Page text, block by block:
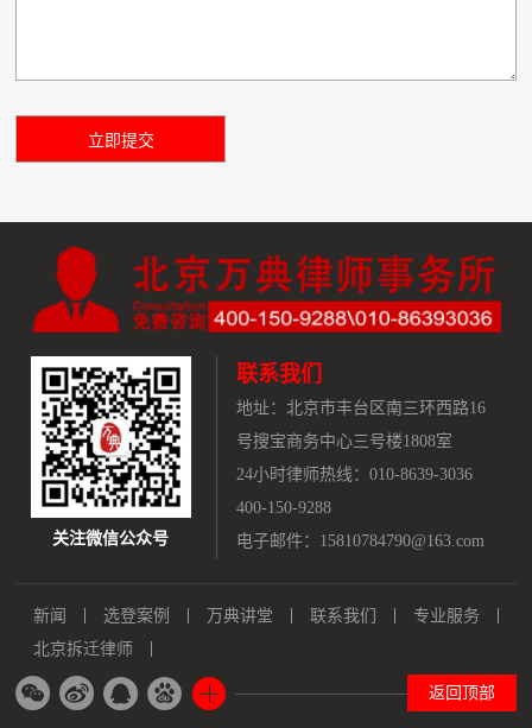
关注微信公众号
联系我们
地址： 北京市丰台区南三环西路16
号搜宝商务中心三号楼1808室
24小时律师热线：010-8639-3036
400-150-9288
电子邮件：15810784790@163.com
新闻 选登案例 万典讲堂 联系我们
专业服务
北京拆迁律师
返回顶部